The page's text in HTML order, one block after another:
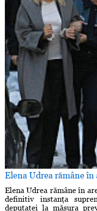
Elena Udrea rămâne
Elena Udrea rămâne în
definitiv instanţa
deputatei la măsura